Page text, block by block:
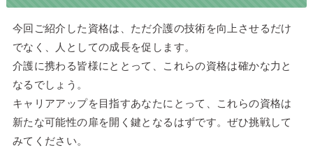
今回ご紹介した資格は、ただ介護の技術を向上させるだけ
でなく、人としての成長を促します。
介護に携わる皆様にととって、これらの資格は確かな力と
なるでしょう。
キャリアアップを目指すあなたにとって、これらの資格は
新たな可能性の扉を開く鍵となるはずです。ぜひ挑戦して
みてください。